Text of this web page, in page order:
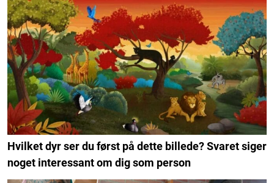
Hvilket dyr ser du først på dette billede? Svaret siger
noget interessant om dig som person